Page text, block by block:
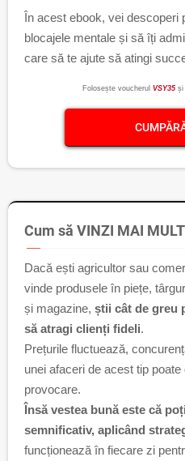
În acest ebook, vei descoperi
blocajele mentale și să îți
care să te ajute să atingi
Folosește voucherul VSY35 și
Cum să VINZI MAI
Dacă ești agricultor sau
vinde produsele în piețe,
și magazine, știi cât de greu
să atragi clienți fideli.
Prețurile fluctuează,
unei afaceri de acest tip
provocare.
Însă vestea bună este că
semnificativ, aplicând
funcționează în fiecare zi